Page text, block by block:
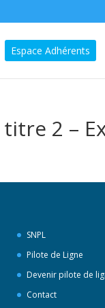
Espace Adhérents
titre 2 –
SNPL
Pilote de Ligne
Devenir pilote de
Contact